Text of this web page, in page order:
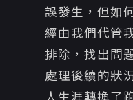
誤發生，但如
經由我們代管
排除，找出問
處理後續的狀